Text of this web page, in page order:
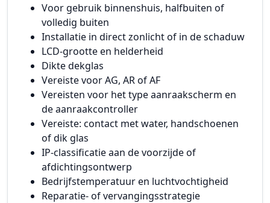
Voor gebruik binnenshuis, halfbuiten of
volledig buiten
Installatie in direct zonlicht of in de schaduw
LCD-grootte en helderheid
Dikte dekglas
Vereiste voor AG, AR of AF
Vereisten voor het type aanraakscherm en
de aanraakcontroller
Vereiste: contact met water, handschoenen
of dik glas
IP-classificatie aan de voorzijde of
afdichtingsontwerp
Bedrijfstemperatuur en luchtvochtigheid
Reparatie- of vervangingsstrategie